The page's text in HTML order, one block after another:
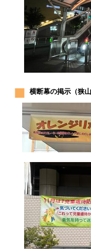
横断幕の掲示（狭